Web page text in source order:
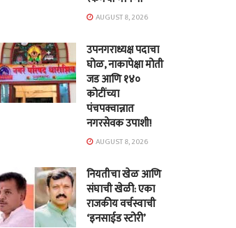
AUGUST 8, 2026
उपनगराध्यक्ष पदाचा
घोळ, नाकापेक्षा मोती
जड आणि १४०
कोटींच्या
पंचपक्वान्नात
नगरसेवक उपाशी!
AUGUST 8, 2026
नियतीचा खेळ आणि
संघाची खेळी: एका
राजकीय वर्चस्वाची
‘इनसाईड स्टोरी’